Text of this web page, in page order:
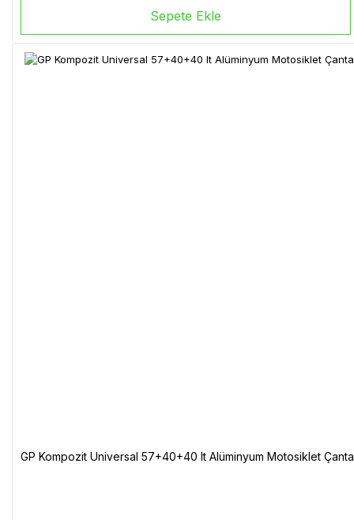
Sepete Ekle
GP Kompozit Universal 57+40+40 lt Alüminyum Motosiklet